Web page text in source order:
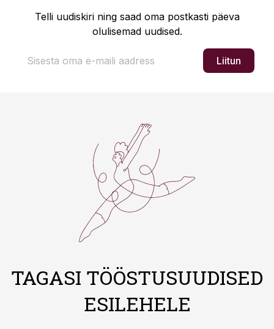
Telli uudiskiri ning saad oma postkasti päeva
olulisemad uudised.
Liitun
TAGASI TÖÖSTUSUUDISED
ESILEHELE